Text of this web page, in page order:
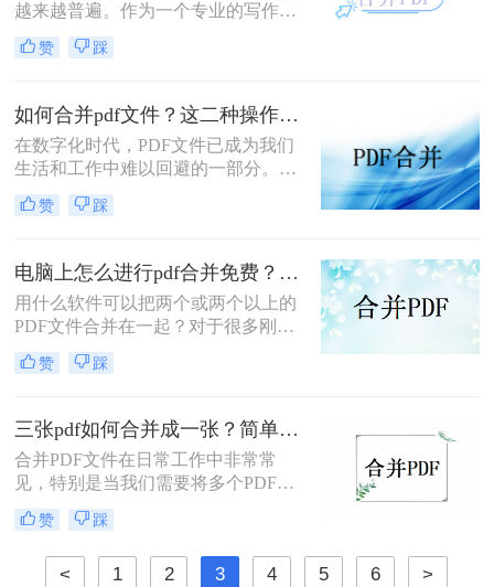
越来越普遍。作为一个专业的写作专
家，你可能经常需要合并多个PDF文
件成一个PDF文件。那么，电脑如何
介绍二种简单而高效的方法。
赞 踩
如何合并pdf文件？这二种操作方法十分简单！
在数字化时代，PDF文件已成为我们
生活和工作中难以回避的一部分。然
而，有时我们会遇到需要合并多个
PDF文件的情况，比如需要把多个章
或者将多个报告整合成一个统一的文
档。那么，如何合并PDF文件呢？本
文将为你介绍二种省时高效的解决方
案。
赞 踩
电脑上怎么进行pdf合并免费？三种简单方法让你轻松搞定！
用什么软件可以把两个或两个以上的
PDF文件合并在一起？对于很多刚进
入职场的朋友来说，因为没有经常接
触到PDF格式的文件，编辑这类文件
是不能直接编辑吗？那要怎么将其合
并呢。事实上，可以编辑单个PDF文
件，甚至合在一起两个PDF文件，都
是可以做到的，今天就来给大家讲讲
电脑上怎么进行pdf合并免费的问题，
下面一起来看看是怎么PDF合并的
吧。
赞 踩
三张pdf如何合并成一张？简单易操作的3个方法！
合并PDF文件在日常工作中非常常
见，特别是当我们需要将多个PDF文
件合为一张时。那么，三张pdf如何合
并成一张呢？本文将介绍三种简便方
法，帮助你快速合并三个PDF文件为
一张，让工作更加便捷高效。
赞 踩
< 1 2 3 4 5 6 >